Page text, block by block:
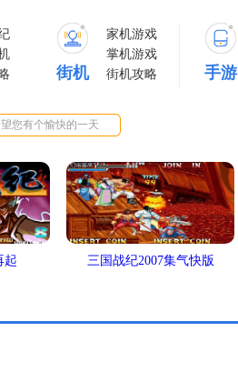
街机
家机游戏
掌机游戏
街机攻略
手游
您有个愉快的一天
起 三国战纪2007集气快版